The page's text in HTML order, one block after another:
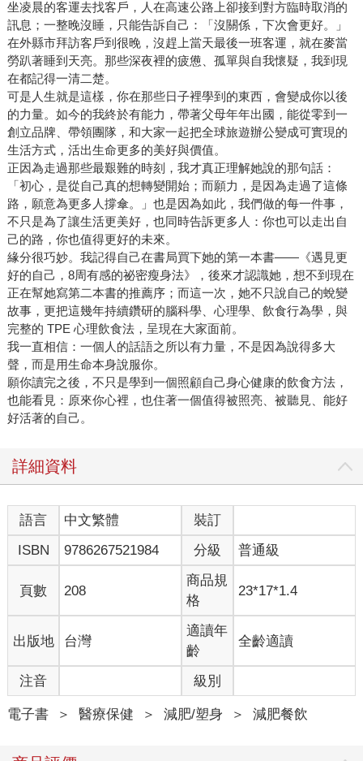
坐凌晨的客運去找客戶，人在高速公路上卻接到對方臨時取消的
訊息；一整晚沒睡，只能告訴自己：「沒關係，下次會更好。」
在外縣市拜訪客戶到很晚，沒趕上當天最後一班客運，就在麥當
勞趴著睡到天亮。那些深夜裡的疲憊、孤單與自我懷疑，我到現
在都記得一清二楚。
可是人生就是這樣，你在那些日子裡學到的東西，會變成你以後
的力量。如今的我終於有能力，帶著父母年年出國，能從零到一
創立品牌、帶領團隊，和大家一起把全球旅遊辦公變成可實現的
生活方式，活出生命更多的美好與價值。
正因為走過那些最艱難的時刻，我才真正理解她說的那句話：
「初心，是從自己真的想轉變開始；而願力，是因為走過了這條
路，願意為更多人撐傘。」也是因為如此，我們做的每一件事，
不只是為了讓生活更美好，也同時告訴更多人：你也可以走出自
己的路，你也值得更好的未來。
緣分很巧妙。我記得自己在書局買下她的第一本書——《遇見更
好的自己，8周有感的祕密瘦身法》，後來才認識她，想不到現在
正在幫她寫第二本書的推薦序；而這一次，她不只說自己的蛻變
故事，更把這幾年持續鑽研的腦科學、心理學、飲食行為學，與
完整的 TPE 心理飲食法，呈現在大家面前。
我一直相信：一個人的話語之所以有力量，不是因為說得多大
聲，而是用生命本身說服你。
願你讀完之後，不只是學到一個照顧自己身心健康的飲食方法，
也能看見：原來你心裡，也住著一個值得被照亮、被聽見、能好
好活著的自己。
詳細資料
語言 中文繁體
裝訂
ISBN
9786267521984 分級 普通級
頁數 208
商品規
格
23*17*1.4
出版地 台灣
適讀年
齡
全齡適讀
注音 級別
電子書 ＞ 醫療保健 ＞ 減肥/塑身 ＞ 減肥餐飲